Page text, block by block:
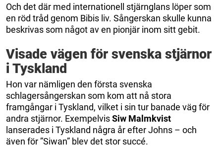
Och det där med internationell stjärnglans löper som
en röd tråd genom Bibis liv. Sångerskan skulle kunna
beskrivas som något av en pionjär inom sitt gebit.
Visade vägen för svenska stjärnor
i Tyskland
Hon var nämligen den första svenska
schlagersångerskan som kom att nå stora
framgångar i Tyskland, vilket i sin tur banade väg för
andra stjärnor. ExempelvisSiw Malmkvist
lanserades i Tyskland några år efter Johns – och
även för ”Siwan” blev det stor succé.